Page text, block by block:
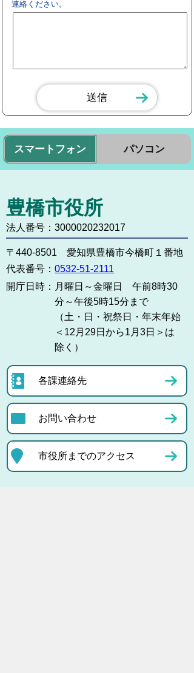
連絡ください。
スマートフォン パソコン
豊橋市役所
法人番号：3000020232017
〒440-8501 愛知県豊橋市今橋町１番地
代表番号： 0532-51-2111
開庁日時： 月曜日～金曜日 午前8時30
分～午後5時15分まで
（土・日・祝祭日・年末年始
＜12月29日から1月3日＞は
除く）
各課連絡先
お問い合わせ
市役所までのアクセス